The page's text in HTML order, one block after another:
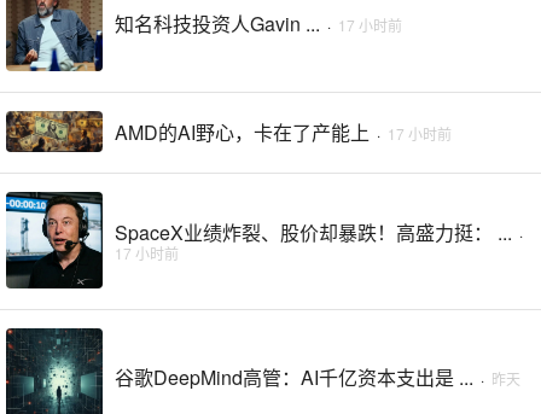
知名科技投资人Gavin ... · 17 小时前
AMD的AI野心，卡在了产能上 · 17 小时前
SpaceX业绩炸裂、股价却暴跌！高盛力挺： ... ·
17 小时前
谷歌DeepMind高管：AI千亿资本支出是 ... · 昨天